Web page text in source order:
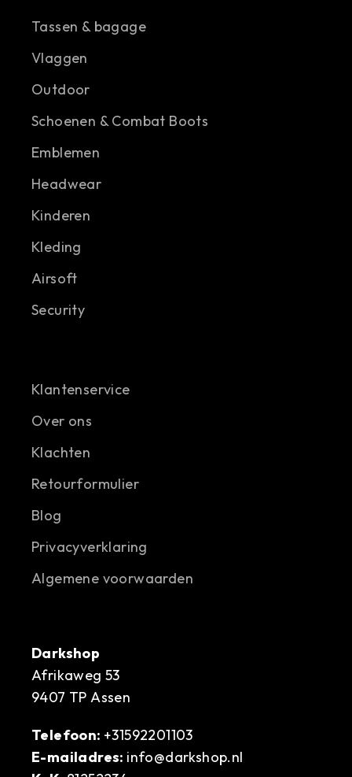
Tassen & bagage
Vlaggen
Outdoor
Schoenen & Combat Boots
Emblemen
Headwear
Kinderen
Kleding
Airsoft
Security
Klantenservice
Over ons
Klachten
Retourformulier
Blog
Privacyverklaring
Algemene voorwaarden
Darkshop
Afrikaweg 53
9407 TP Assen
Telefoon: +31592201103
E-mailadres: info@darkshop.nl